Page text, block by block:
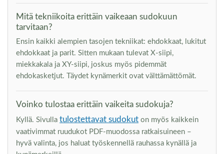
Mitä tekniikoita erittäin vaikeaan sudokuun
tarvitaan?
Ensin kaikki alempien tasojen tekniikat: ehdokkaat, lukitut
ehdokkaat ja parit. Sitten mukaan tulevat X-siipi,
miekkakala ja XY-siipi, joskus myös pidemmät
ehdokasketjut. Täydet kynämerkit ovat välttämättömät.
Voinko tulostaa erittäin vaikeita sudokuja?
Kyllä. Sivulla tulostettavat sudokut on myös kaikkein
vaativimmat ruudukot PDF-muodossa ratkaisuineen –
hyvä valinta, jos haluat työskennellä rauhassa kynällä ja